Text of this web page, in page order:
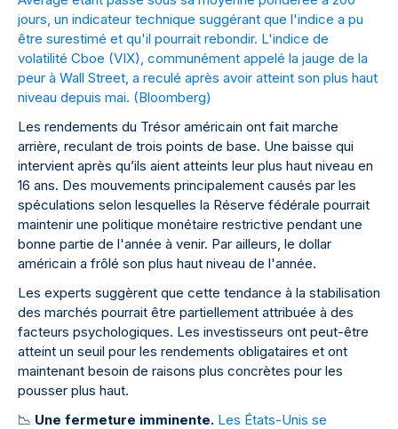
jours, un indicateur technique suggérant que l'indice a pu
être surestimé et qu'il pourrait rebondir. L'indice de
volatilité Cboe (VIX), communément appelé la jauge de la
peur à Wall Street, a reculé après avoir atteint son plus haut
niveau depuis mai. (Bloomberg)
Les rendements du Trésor américain ont fait marche
arrière, reculant de trois points de base. Une baisse qui
intervient après qu’ils aient atteints leur plus haut niveau en
16 ans. Des mouvements principalement causés par les
spéculations selon lesquelles la Réserve fédérale pourrait
maintenir une politique monétaire restrictive pendant une
bonne partie de l'année à venir. Par ailleurs, le dollar
américain a frôlé son plus haut niveau de l'année.
Les experts suggèrent que cette tendance à la stabilisation
des marchés pourrait être partiellement attribuée à des
facteurs psychologiques. Les investisseurs ont peut-être
atteint un seuil pour les rendements obligataires et ont
maintenant besoin de raisons plus concrètes pour les
pousser plus haut.
📉 Une fermeture imminente. Les États-Unis se